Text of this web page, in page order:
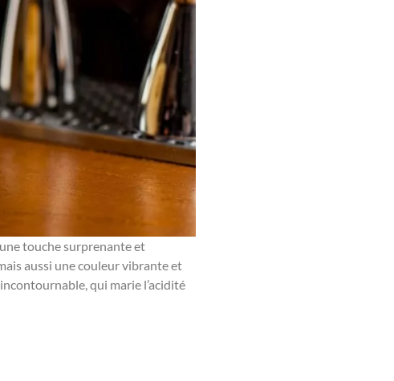
touche surprenante et
aussi une couleur vibrante et
qui marie l’acidité